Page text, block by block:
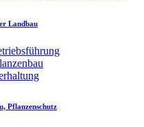
Landbau
Pflanzenschutz